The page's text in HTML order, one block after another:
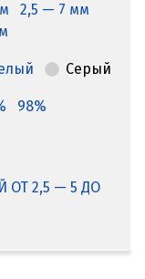
2,5 — 7 мм
Серый
98%
2,5 — 5 ДО